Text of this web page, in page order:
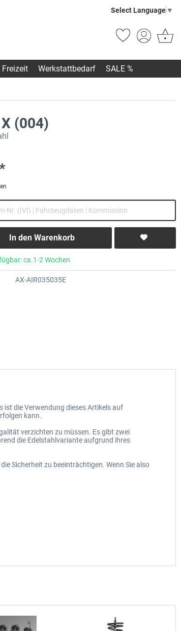
Select Language ▼
Freizeit Werkstattbedarf SALE %
(004)
In den Warenkorb
ca.1-2 Wochen
AX-AIR035035E
ist die Verwendung dieses Artikels auf
kann.
verzichten zu müssen. Es gibt zwei
die Edelstahlvariante aufgrund ihres
Sicherheit zu beeinträchtigen. Wenn Sie also